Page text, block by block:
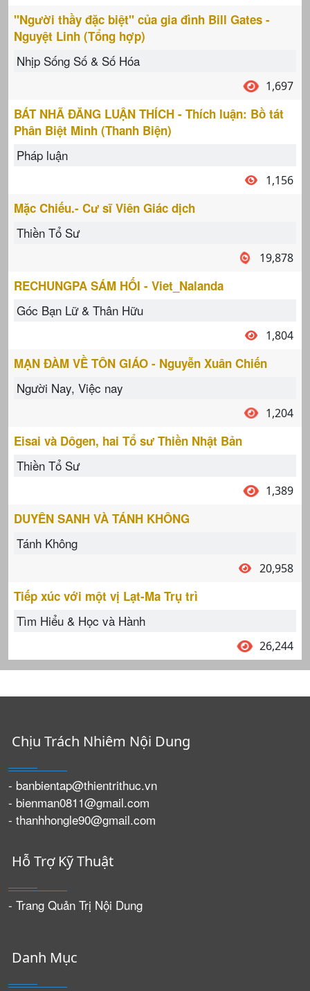
"Người thầy đặc biệt" của gia đình Bill Gates -
Nguyệt Linh (Tổng hợp)
Nhịp Sống Số & Số Hóa
1,697
BÁT NHÃ ĐĂNG LUẬN THÍCH - Thích luận: Bồ tát
Phân Biệt Minh (Thanh Biện)
Pháp luận
1,156
Mặc Chiếu.- Cư sĩ Viên Giác dịch
Thiền Tổ Sư
19,878
RECHUNGPA SÁM HỐI - Viet_Nalanda
Góc Bạn Lữ & Thân Hữu
1,804
MẠN ĐÀM VỀ TÔN GIÁO - Nguyễn Xuân Chiến
Người Nay, Việc nay
1,204
Eisai và Dôgen, hai Tổ sư Thiền Nhật Bản
Thiền Tổ Sư
1,389
DUYÊN SANH VÀ TÁNH KHÔNG
Tánh Không
20,958
Tiếp xúc với một vị Lạt-Ma Trụ trì
Tìm Hiểu & Học và Hành
26,244
Chịu Trách Nhiêm Nội Dung
- banbientap@thientrithuc.vn
- bienman0811@gmail.com
- thanhhongle90@gmail.com
Hỗ Trợ Kỹ Thuật
- Trang Quản Trị Nội Dung
Danh Mục